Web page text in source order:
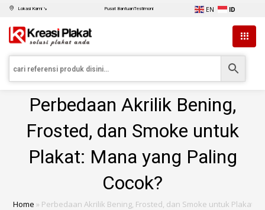
Lokasi Kami ↘ Pusat BantuanTestimoni EN ID
Perbedaan Akrilik Bening,
Frosted, dan Smoke untuk
Plakat: Mana yang Paling
Cocok?
Home » Perbedaan Akrilik Bening, Frosted, dan Smoke untuk Plakat: